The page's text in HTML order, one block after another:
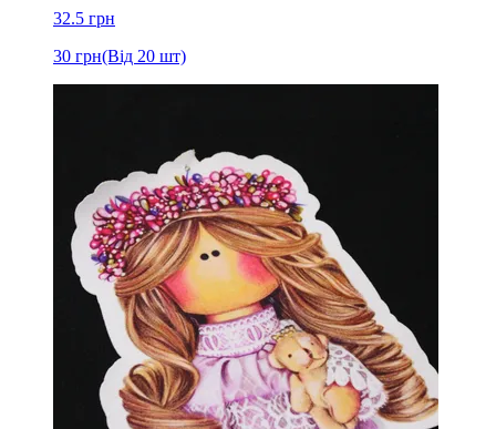
32.5 грн
30 грн(Від 20 шт)